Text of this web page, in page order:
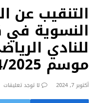
التنقيب عن
النسوية في
للنادي
موسم 2024/2025
أكتوبر 7, 2024 لا توجد تعليقات